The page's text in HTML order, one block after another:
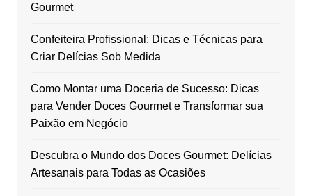
Gourmet
Confeiteira Profissional: Dicas e Técnicas para
Criar Delícias Sob Medida
Como Montar uma Doceria de Sucesso: Dicas
para Vender Doces Gourmet e Transformar sua
Paixão em Negócio
Descubra o Mundo dos Doces Gourmet: Delícias
Artesanais para Todas as Ocasiões